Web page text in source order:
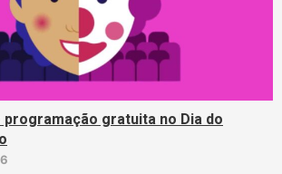
gratuita no Dia do